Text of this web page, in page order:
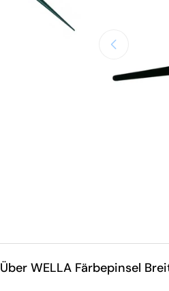
Öffnen Sie
Über WELLA Färbepinsel